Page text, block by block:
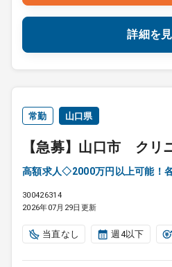
詳細を
常勤 山口県
【急募】山口市 ク
高額求人◇2000万円以上可能！
300426314
2026年07月29日更新
当直なし 週4以下